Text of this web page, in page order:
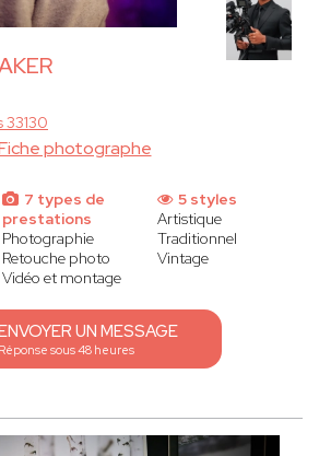
photographe
33130
7 types de
prestations
Photographie
Retouche photo
Vidéo et montage
5 styles
Artistique
Traditionnel
Vintage
UN MESSAGE
sous 48 heures